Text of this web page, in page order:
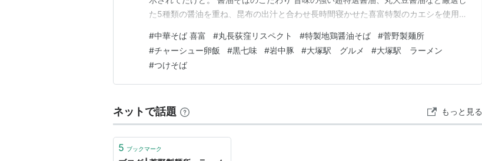
た5種類の醤油を重ね、昆布の出汁と合わせ長時間寝かせた喜富特製のカエシを使用し
スープの旨味を引き立てる芳醇な醤油の香りとキレを最後まで味わえるこだわりの一杯
です。 塩そばのこだわり 牡蠣、ア…
#中華そば 喜富 #丸長荻窪リスペクト #特製地鶏醤油そば #菅野製麺所
#チャーシュー卵飯 #黒七味 #岩中豚 #大塚駅 グルメ #大塚駅 ラーメン
#つけそば
ネットで話題 もっと見る
5 ブックマーク